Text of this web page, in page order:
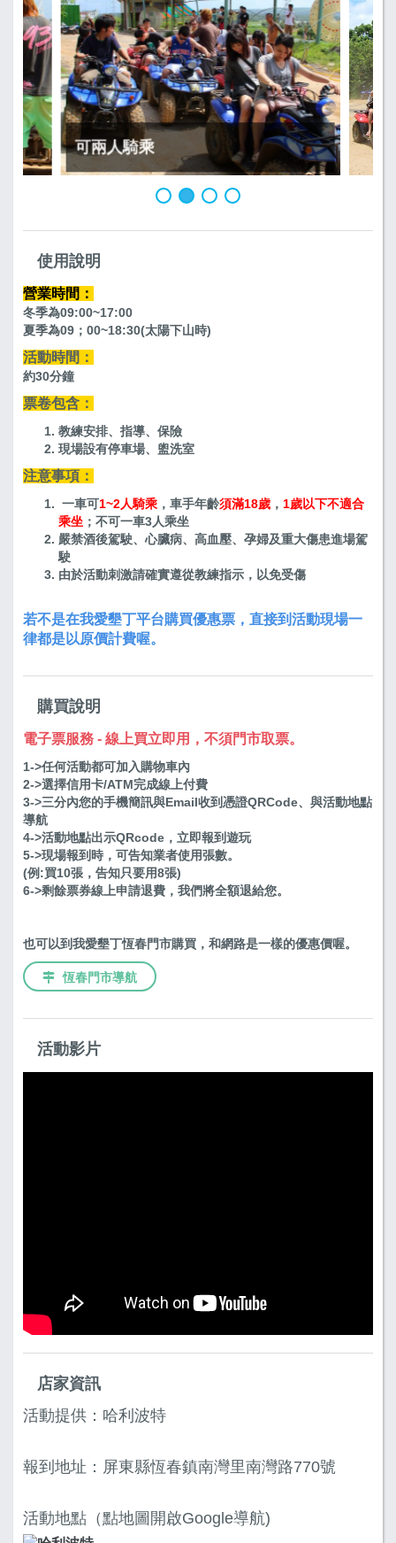
可兩人騎乘
使用說明
營業時間：
冬季為09:00~17:00
夏季為09；00~18:30(太陽下山時)
活動時間：
約30分鐘
票卷包含：
教練安排、指導、保險
現場設有停車場、盥洗室
注意事項：
一車可1~2人騎乘 ，車手年齡須滿18歲 ， 1歲以下不適合
乘坐 ；不可一車3人乘坐
嚴禁酒後駕駛、心臟病、高血壓、孕婦及重大傷患進場駕
駛
由於活動刺激請確實遵從教練指示，以免受傷
若不是在我愛墾丁平台購買優惠票，直接到活動現場一
律都是以原價計費喔。
購買說明
電子票服務 - 線上買立即用，不須門市取票。
1->任何活動都可加入購物車內
2->選擇信用卡/ATM完成線上付費
3->三分內您的手機簡訊與Email收到憑證QRCode、與活動地點
導航
4->活動地點出示QRcode，立即報到遊玩
5->現場報到時，可告知業者使用張數。
(例:買10張，告知只要用8張)
6->剩餘票券線上申請退費，我們將全額退給您。
也可以到我愛墾丁恆春門市購買，和網路是一樣的優惠價喔。
恆春門市導航
活動影片
店家資訊
活動提供：哈利波特
報到地址：屏東縣恆春鎮南灣里南灣路770號
活動地點（點地圖開啟Google導航)